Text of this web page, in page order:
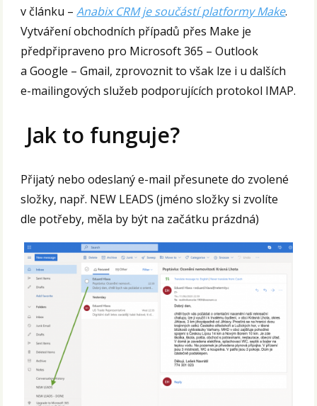
v článku –Anabix CRM je součástí platformy Make.
Vytváření obchodních případů přes Make je
předpřipraveno pro Microsoft 365 – Outlook
a Google – Gmail, zprovoznit to však lze i u dalších
e-mailingových služeb podporujících protokol IMAP.
Jak to funguje?
Přijatý nebo odeslaný e-mail přesunete do zvolené
složky, např. NEW LEADS (jméno složky si zvolíte
dle potřeby, měla by být na začátku prázdná)